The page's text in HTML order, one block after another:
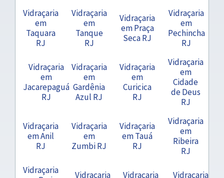
Vidraçaria
em
Taquara
RJ
Vidraçaria
em
Tanque
RJ
Vidraçaria
em Praça
Seca RJ
Vidraçaria
em
Pechincha
RJ
Vidraçaria
em
Jacarepaguá
RJ
Vidraçaria
em
Gardênia
Azul RJ
Vidraçaria
em
Curicica
RJ
Vidraçaria
em
Cidade
de Deus
RJ
Vidraçaria
em Anil
RJ
Vidraçaria
em
Zumbi RJ
Vidraçaria
em Tauá
RJ
Vidraçaria
em
Ribeira
RJ
Vidraçaria
Vidraçaria
Vidraçaria
Vidraçaria